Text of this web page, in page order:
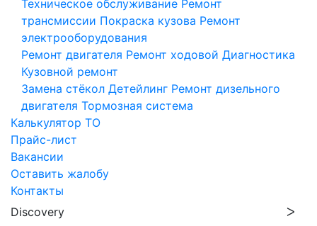
Техническое обслуживание Ремонт
трансмиссии Покраска кузова Ремонт
электрооборудования
Ремонт двигателя Ремонт ходовой Диагностика
Кузовной ремонт
Замена стёкол Детейлинг Ремонт дизельного
двигателя Тормозная система
Калькулятор ТО
Прайс-лист
Вакансии
Оставить жалобу
Контакты
Discovery